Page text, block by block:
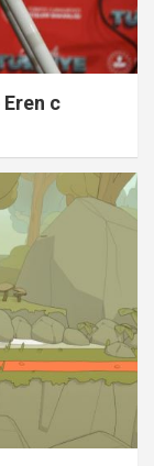
с